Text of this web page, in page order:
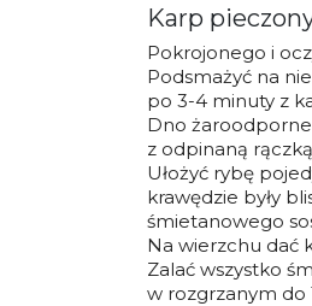
Karp
Pokrojonego i
Podsmażyć na
po 3-4 minuty z
Dno
z odpinaną
Ułożyć rybę
krawędzie były
śmietanowego
Na wierzchu dać
Zalać wszystko
w rozgrzanym do